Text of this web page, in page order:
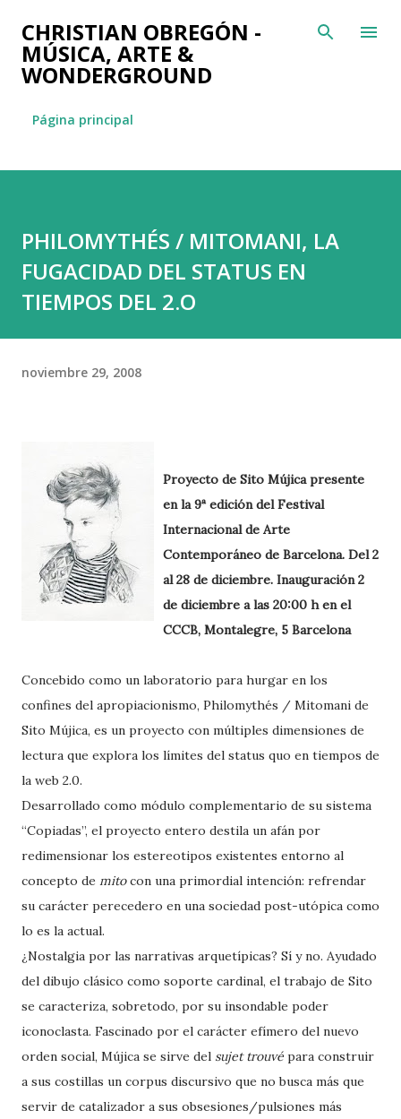
Ir al contenido principal
CHRISTIAN OBREGÓN -
MÚSICA, ARTE &
WONDERGROUND
Página principal
PHILOMYTHÉS / MITOMANI, LA
FUGACIDAD DEL STATUS EN
TIEMPOS DEL 2.O
noviembre 29, 2008
Proyecto de Sito Mújica presente
en la 9ª edición del Festival
Internacional de Arte
Contemporáneo de Barcelona. Del 2
al 28 de diciembre. Inauguración 2
de diciembre a las 20:00 h en el
CCCB, Montalegre, 5 Barcelona
Concebido como un laboratorio para hurgar en los
confines del apropiacionismo, Philomythés / Mitomani de
Sito Mújica, es un proyecto con múltiples dimensiones de
lectura que explora los límites del status quo en tiempos de
la web 2.0.
Desarrollado como módulo complementario de su sistema
“Copiadas”, el proyecto entero destila un afán por
redimensionar los estereotipos existentes entorno al
concepto de mitocon una primordial intención: refrendar
su carácter perecedero en una sociedad post-utópica como
lo es la actual.
¿Nostalgia por las narrativas arquetípicas? Sí y no. Ayudado
del dibujo clásico como soporte cardinal, el trabajo de Sito
se caracteriza, sobretodo, por su insondable poder
iconoclasta. Fascinado por el carácter efímero del nuevo
orden social, Mújica se sirve del sujet trouvé para construir
a sus costillas un corpus discursivo que no busca más que
servir de catalizador a sus obsesiones/pulsiones más